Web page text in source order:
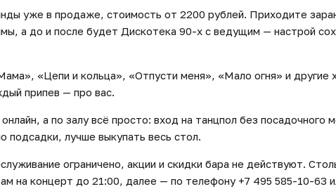
уже в продаже, стоимость от 2200 рублей. Приходите
а до и после будет Дискотека 90-х с ведущим — настрой
«Цепи и кольца», «Отпусти меня», «Мало огня» и другие
припев — про вас.
а по залу всё просто: вход на танцпол без посадочного
подсадки, лучше выкупать весь стол.
ограничено, акции и скидки бара не действуют.
на концерт до 21:00, далее — по телефону +7 495 585-10-63